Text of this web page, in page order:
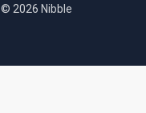
© 2026 Nibble